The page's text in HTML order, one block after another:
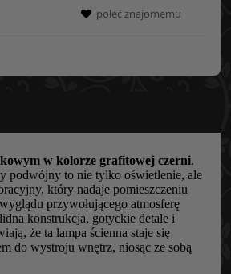
poleć znajomemu
w kolorze grafitowej czerni.
podwójny to nie tylko oświetlenie, ale
który nadaje pomieszczeniu
przywołującego atmosferę
konstrukcja, gotyckie detale i
że ta lampa ścienna staje się
do wystroju wnętrz, niosąc ze sobą